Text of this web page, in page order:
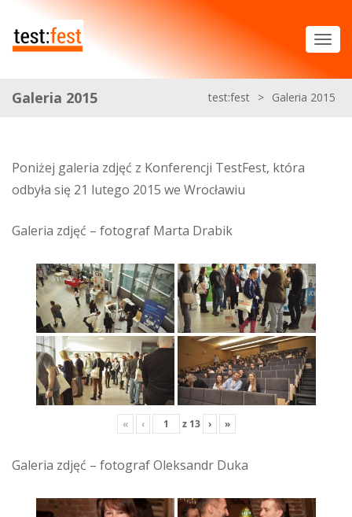
Galeria 2015 test:fest > Galeria 2015
Poniżej galeria zdjęć z Konferencji TestFest, która
odbyła się 21 lutego 2015 we Wrocławiu
Galeria zdjęć – fotograf Marta Drabik
« ‹ z 13 › »
Galeria zdjęć – fotograf Oleksandr Duka